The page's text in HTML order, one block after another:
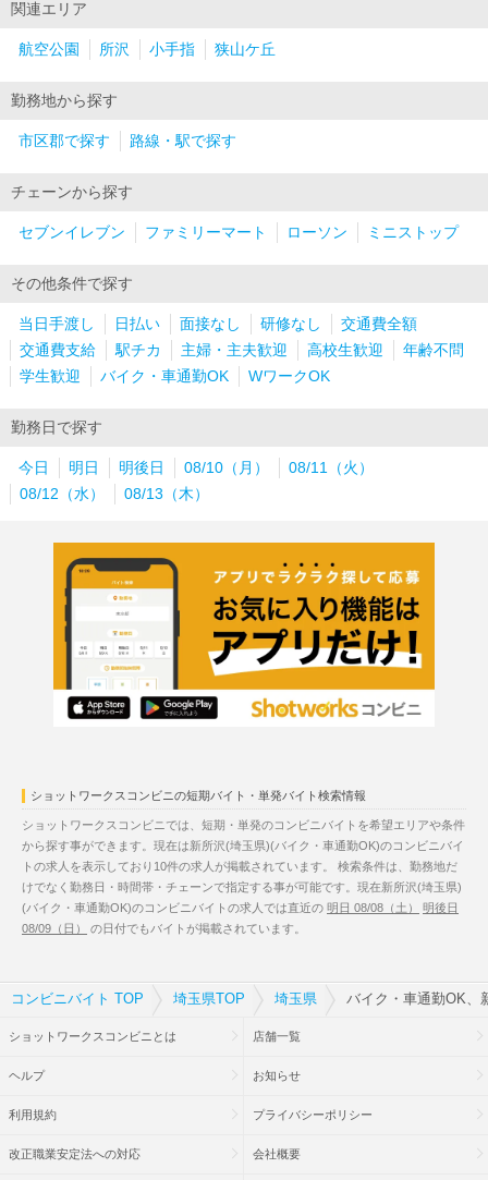
関連エリア
航空公園 所沢 小手指 狭山ケ丘
勤務地から探す
市区郡で探す 路線・駅で探す
チェーンから探す
セブンイレブン ファミリーマート ローソン ミニストップ
その他条件で探す
当日手渡し 日払い 面接なし 研修なし
交通費全額
交通費支給
駅チカ 主婦・主夫歓迎 高校生歓迎
年齢不問
学生歓迎
バイク・車通勤OK WワークOK
勤務日で探す
今日 明日 明後日 08/10（月）
08/11（火）
08/12（水）
08/13（木）
ショットワークスコンビニの短期バイト・単発バイト検索情報
ショットワークスコンビニでは、短期・単発のコンビニバイトを希望エリアや条件
から探す事ができます。現在は新所沢(埼玉県)(バイク・車通勤OK)のコンビニバイ
トの求人を表示しており10件の求人が掲載されています。 検索条件は、勤務地だ
けでなく勤務日・時間帯・チェーンで指定する事が可能です。現在新所沢(埼玉県)
(バイク・車通勤OK)のコンビニバイトの求人では直近の 明日 08/08（土）
明後日
08/09（日）
の日付でもバイトが掲載されています。
コンビニバイト TOP 埼玉県TOP 埼玉県 バイク・車通勤OK、
ショットワークスコンビニとは 店舗一覧
ヘルプ お知らせ
利用規約 プライバシーポリシー
改正職業安定法への対応 会社概要